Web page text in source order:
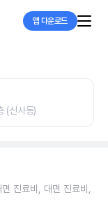
앱 다운로드
(신사동)
진료비, 대면 진료비,